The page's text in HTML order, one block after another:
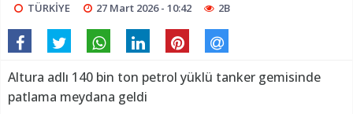
TÜRKİYE 27 Mart 2026 - 10:42 2B
Altura adlı 140 bin ton petrol yüklü tanker gemisinde
patlama meydana geldi